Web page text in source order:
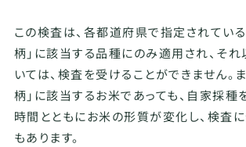
この検査は、各都道府県で指定されてい
柄」に該当する品種にのみ適用され、そ
いては、検査を受けることができません。
柄」に該当するお米であっても、自家採種
時間とともにお米の形質が変化し、検査
もあります。